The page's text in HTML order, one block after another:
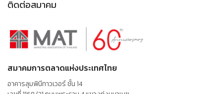
ติดต่อสมาคม
สมาคมการตลาดแห่งประเทศไทย
อาคารลุมพินีทาวเวอร์ ชั้น 14